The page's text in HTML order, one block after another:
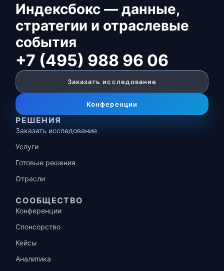
Индексбокс — данные,
стратегии и отраслевые
события
+7 (495) 988 96 06
Заказать исследование
Конференции
РЕШЕНИЯ
Заказать исследование
Услуги
Готовые решения
Отрасли
СООБЩЕСТВО
Конференции
Спонсорство
Кейсы
Аналитика